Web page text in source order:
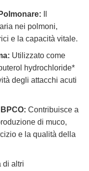
nei polmoni,
e la capacità vitale.
Utilizzato come
hydrochloride*
degli attacchi acuti
Contribuisce a
di muco,
e la qualità della
di altri